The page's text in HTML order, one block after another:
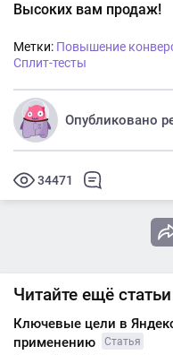
Высоких вам продаж!
Метки: Повышение
Сплит-тесты
Опубликовано
34471
Читайте ещё
Ключевые цели в
применению
Статья